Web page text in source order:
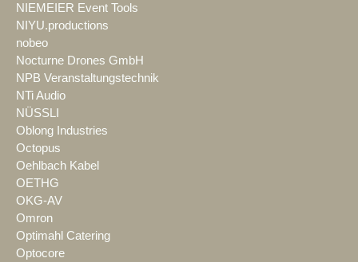
NIEMEIER Event Tools
NIYU.productions
nobeo
Nocturne Drones GmbH
NPB Veranstaltungstechnik
NTi Audio
NÜSSLI
Oblong Industries
Octopus
Oehlbach Kabel
OETHG
OKG-AV
Omron
Optimahl Catering
Optocore